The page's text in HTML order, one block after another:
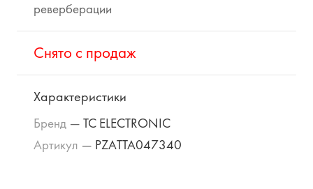
реверберации
Cнято с продаж
Характеристики
Бренд — TC ELECTRONIC
Артикул — PZATTA047340